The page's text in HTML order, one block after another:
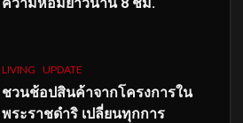
LIVING UPDATE
ชวนช้อปสินค้าจากโครงการใน
พระราชดำริ เปลี่ยนทุกการ